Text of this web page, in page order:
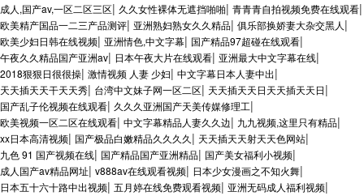
成人,国产av,一区二区三区| 久久女性裸体无遮挡啪啪| 青青青自拍视频免费在线观看|
欧美精产国品一二三产品测评| 亚洲熟妇熟女久久精品| 俱乐部换娇妻大杂交黑人|
欧美少妇日韩在线视频| 亚洲情色,中文字幕| 国产精品97超碰在线观看|
午夜久久精品国产亚洲av| 日本午夜大片在线观看| 亚洲最大中文字幕在线|
2018狠狠日很很操| 激情视频 人妻 少妇| 中文字幕日本人妻中出|
天天插天天干天天秀| 台湾中文妹子网一区二区| 天天插天天日天天插天天日|
国产乱子伦视频在线观看| 久久久亚洲国产天美传媒修理工|
欧美视频一区二区在线观看| 中文字幕精品人妻久久边| 九九视频,这里只有精品|
xx日本高清视频| 国产极品白嫩精品久久久久| 天天插天天射天天色网站|
九色 91 国产视频在线| 国产精品国产亚洲精品| 国产美女福利小视频|
成人国产av精品网址| v888av在线观看视频| 日本少女漫画之不知火舞|
日本五十六十路中出视频| 五月婷在线免费观看视频| 亚洲无码成人福利视频|